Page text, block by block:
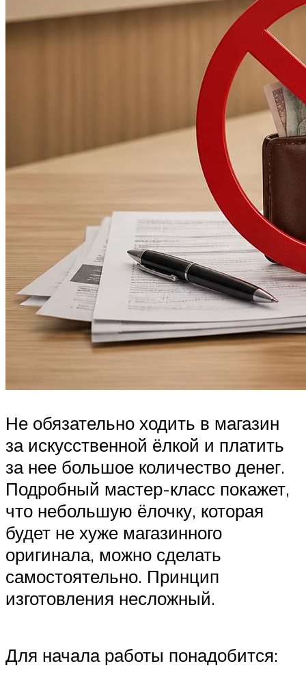
Не обязательно ходить в магазин
за искусственной ёлкой и платить
за нее большое количество денег.
Подробный мастер-класс покажет,
что небольшую ёлочку, которая
будет не хуже магазинного
оригинала, можно сделать
самостоятельно. Принцип
изготовления несложный.
Для начала работы понадобится: